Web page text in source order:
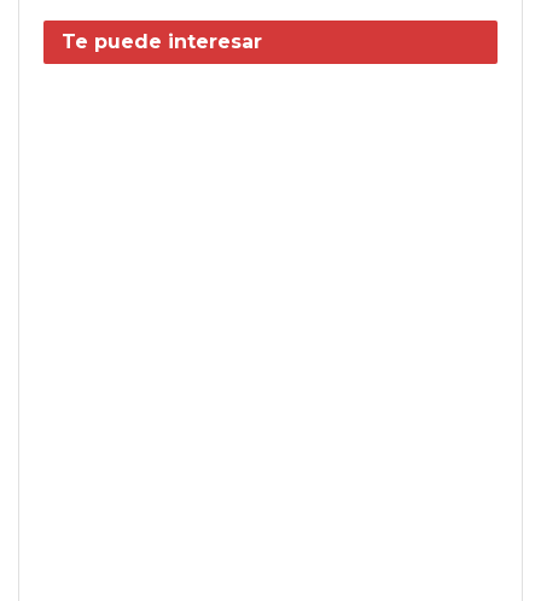
Te puede interesar